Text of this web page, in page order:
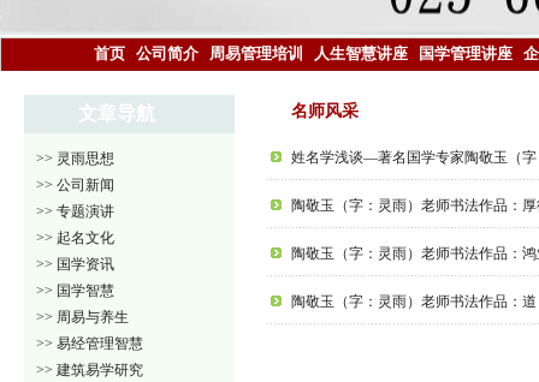
首页 公司简介 周易管理培训 人生智慧讲座 国学管理讲座
文章导航
>> 灵雨思想
>> 公司新闻
>> 专题演讲
>> 起名文化
>> 国学资讯
>> 国学智慧
>> 周易与养生
>> 易经管理智慧
>> 建筑易学研究
名师风采
姓名学浅谈—著名国学专家陶敬玉（
陶敬玉（字：灵雨）老师书法作品：
陶敬玉（字：灵雨）老师书法作品：
陶敬玉（字：灵雨）老师书法作品：道